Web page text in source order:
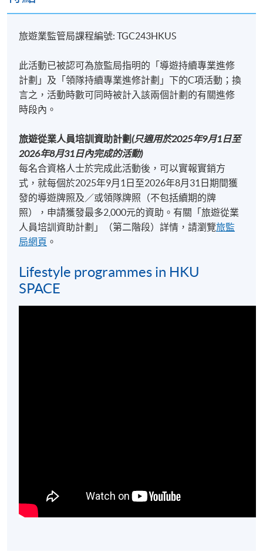
旅遊業監管局課程編號: TGC243HKUS
此活動已被認可為旅監局指明的「導遊持續專業進修
計劃」及「領隊持續專業進修計劃」下的C項活動；換
言之，活動時數可同時被計入該兩個計劃的有關進修
時段內。
旅遊從業人員培訓資助計劃 (只適用於2025年9月1日至
2026年8月31日內完成的活動)
每名合資格人士於完成此活動後，可以實報實銷方
式，就每個於2025年9月1日至2026年8月31日期間獲
發的導遊牌照及／或領隊牌照（不包括續期的牌
照），申請獲發最多2,000元的資助。有關「旅遊從業
人員培訓資助計劃」（第二階段）詳情，請瀏覽旅監
局網頁 。
Lifestyle programmes in HKU
SPACE